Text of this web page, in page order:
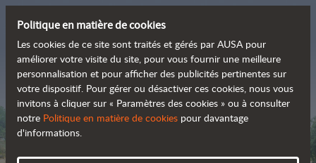
La gamme tout-terrain
zéro émission
Politique en matière de cookies
Les cookies de ce site sont traités et gérés par AUSA pour
améliorer votre visite du site, pour vous fournir une meilleure
personnalisation et pour afficher des publicités pertinentes sur
votre dispositif. Pour gérer ou désactiver ces cookies, nous vous
invitons à cliquer sur « Paramètres des cookies » ou à consulter
notre Politique en matière de cookies pour davantage
d'informations.